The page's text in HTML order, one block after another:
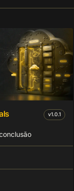
v1.0.1